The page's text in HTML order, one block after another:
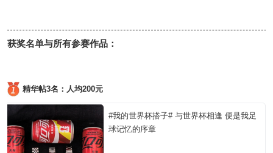
获奖名单与所有参赛作品：
精华帖3名：人均200元
#我的世界杯搭子# 与世界杯相逢 便是我足
球记忆的序章